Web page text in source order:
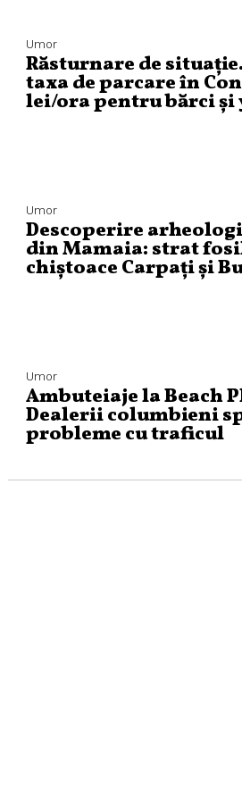
Umor
Răsturnare de
taxa de parcare în
lei/ora pentru bărci
Umor
Descoperire
din Mamaia: strat
chiștoace Carpați și
Umor
Ambuteiaje la Beach
Dealerii columbieni
probleme cu traficul